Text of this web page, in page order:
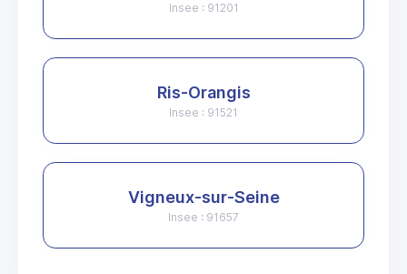
Insee : 91201
Ris-Orangis
Insee : 91521
Vigneux-sur-Seine
Insee : 91657